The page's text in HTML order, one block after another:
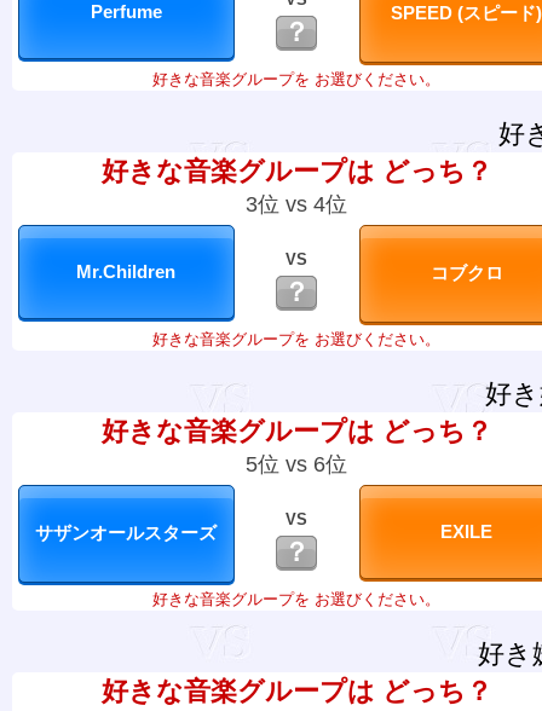
？
好きな音楽グループを お選びください。
好
好きな音楽グループは どっち？
3位 vs 4位
VS
？
好きな音楽グループを お選びください。
好
好きな音楽グループは どっち？
5位 vs 6位
VS
？
好きな音楽グループを お選びください。
好き
好きな音楽グループは どっち？